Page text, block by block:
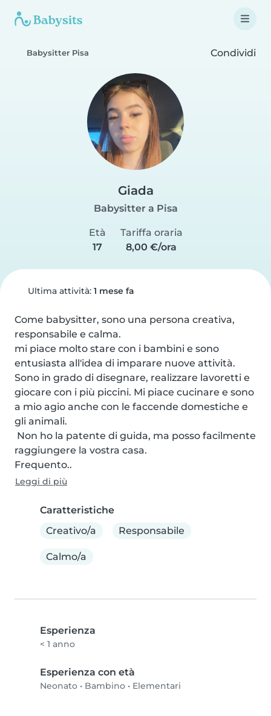
Babysitter Pisa Condividi
Giada
Babysitter a Pisa
Età
17
Tariffa oraria
8,00 €/ora
Ultima attività: 1 mese fa
Come babysitter, sono una persona creativa,
responsabile e calma.
mi piace molto stare con i bambini e sono
entusiasta all'idea di imparare nuove attività.
Sono in grado di disegnare, realizzare lavoretti e
giocare con i più piccini. Mi piace cucinare e sono
a mio agio anche con le faccende domestiche e
gli animali.
raggiungere la vostra casa.
Frequento..
Leggi di più
Caratteristiche
Creativo/a
Responsabile
Calmo/a
Esperienza
< 1 anno
Esperienza con età
Neonato • Bambino • Elementari